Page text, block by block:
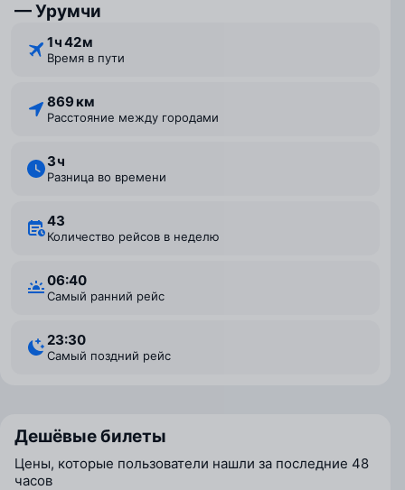
— Урумчи
1 ⁠ч 42 ⁠м
Время в пути
869 км
Расстояние между городами
3 ⁠ч
Разница во времени
43
Количество рейсов в неделю
06:40
Самый ранний рейс
23:30
Самый поздний рейс
Дешёвые билеты
Цены, которые пользователи нашли за последние 48
часов